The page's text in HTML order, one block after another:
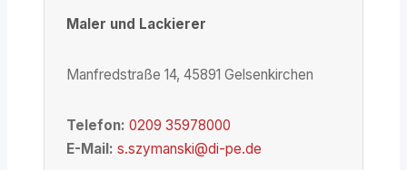
Maler und Lackierer
Manfredstraße 14, 45891 Gelsenkirchen
Telefon: 0209 35978000
E-Mail: s.szymanski@di-pe.de